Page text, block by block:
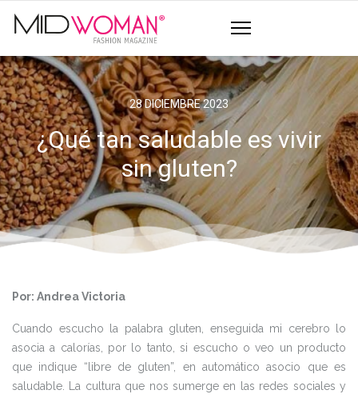
28 DICIEMBRE 2023
¿Qué tan saludable es vivir
sin gluten?
Por: Andrea Victoria
Cuando escucho la palabra gluten, enseguida mi cerebro lo
asocia a calorías, por lo tanto, si escucho o veo un producto
que indique “libre de gluten”, en automático asocio que es
saludable. La cultura que nos sumerge en las redes sociales y